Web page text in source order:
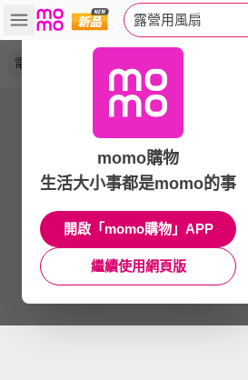
露營用風扇
電風扇
momo購物
生活大小事都是momo的事
開啟「momo購物」APP
繼續使用網頁版